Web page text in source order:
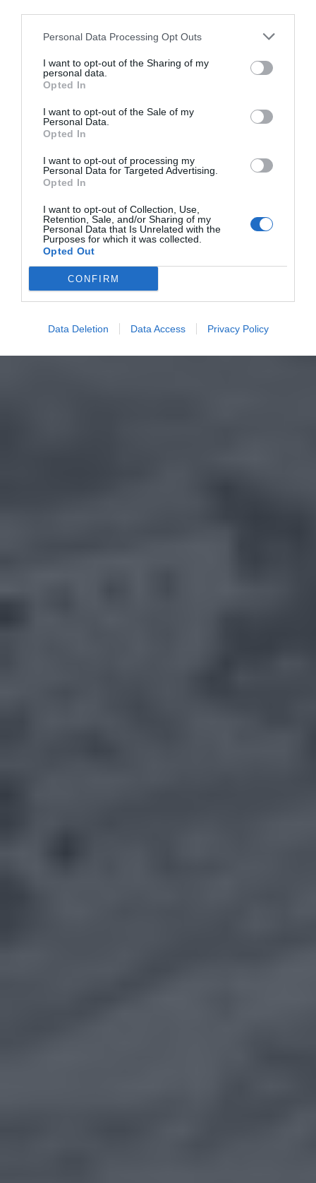
Personal Data Processing Opt Outs
I want to opt-out of the Sharing of my
personal data.
Opted In
I want to opt-out of the Sale of my
Personal Data.
Opted In
I want to opt-out of processing my
Personal Data for Targeted Advertising.
Opted In
I want to opt-out of Collection, Use,
Retention, Sale, and/or Sharing of my
Personal Data that Is Unrelated with the
Purposes for which it was collected.
Opted Out
CONFIRM
Data Deletion Data Access Privacy Policy